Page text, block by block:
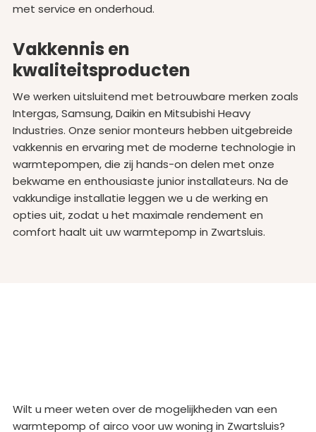
met service en onderhoud.
Vakkennis en
kwaliteitsproducten
We werken uitsluitend met betrouwbare merken zoals
Intergas, Samsung, Daikin en Mitsubishi Heavy
Industries. Onze senior monteurs hebben uitgebreide
vakkennis en ervaring met de moderne technologie in
warmtepompen, die zij hands-on delen met onze
bekwame en enthousiaste junior installateurs. Na de
vakkundige installatie leggen we u de werking en
opties uit, zodat u het maximale rendement en
comfort haalt uit uw warmtepomp in Zwartsluis.
Wilt u meer weten over de mogelijkheden van een
warmtepomp of airco voor uw woning in Zwartsluis?